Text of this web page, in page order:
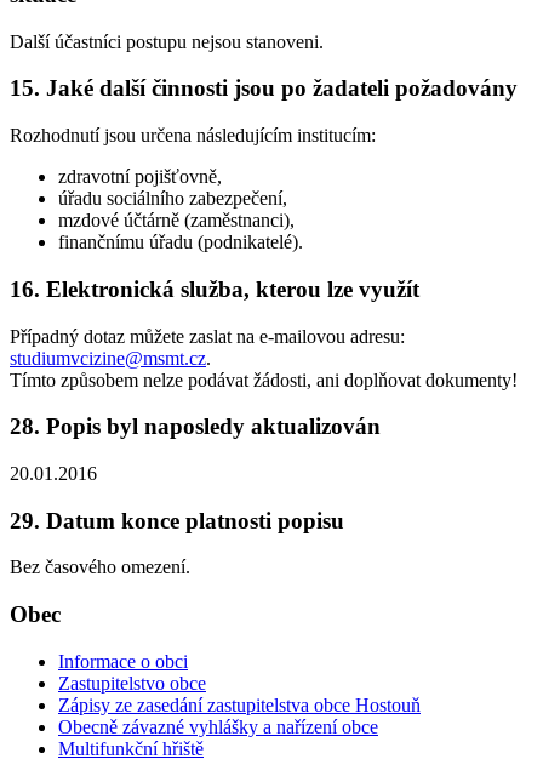
Další účastníci postupu nejsou stanoveni.
15. Jaké další činnosti jsou po žadateli požadovány
Rozhodnutí jsou určena následujícím institucím:
zdravotní pojišťovně,
úřadu sociálního zabezpečení,
mzdové účtárně (zaměstnanci),
finančnímu úřadu (podnikatelé).
16. Elektronická služba, kterou lze využít
Případný dotaz můžete zaslat na e-mailovou adresu:
studiumvcizine@msmt.cz.
Tímto způsobem nelze podávat žádosti, ani doplňovat dokumenty!
28. Popis byl naposledy aktualizován
20.01.2016
29. Datum konce platnosti popisu
Bez časového omezení.
Obec
Informace o obci
Zastupitelstvo obce
Zápisy ze zasedání zastupitelstva obce Hostouň
Obecně závazné vyhlášky a nařízení obce
Multifunkční hřiště